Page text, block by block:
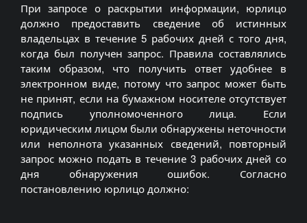
При запросе о раскрытии информации, юрлицо
должно предоставить сведение об истинных
владельцах в течение 5 рабочих дней с того дня,
когда был получен запрос. Правила составлялись
таким образом, что получить ответ удобнее в
электронном виде, потому что запрос может быть
не принят, если на бумажном носителе отсутствует
подпись уполномоченного лица. Если
юридическим лицом были обнаружены неточности
или неполнота указанных сведений, повторный
запрос можно подать в течение 3 рабочих дней со
дня обнаружения ошибок. Согласно
постановлению юрлицо должно: